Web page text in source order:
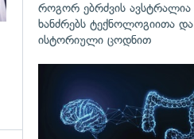
როგორ ებრძვის ავსტრალია
ხანძრებს ტექნოლოგიითა და
ისტორიული ცოდნით